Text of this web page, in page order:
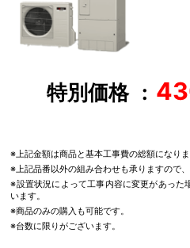
特別価格
※上記金額は商品と基本工事費の総額になりま
※上記品番以外の組み合わせも承りますので
※設置状況によって工事内容に変更があった
います。
※商品のみの購入も可能です。
※台数に限りがございます。